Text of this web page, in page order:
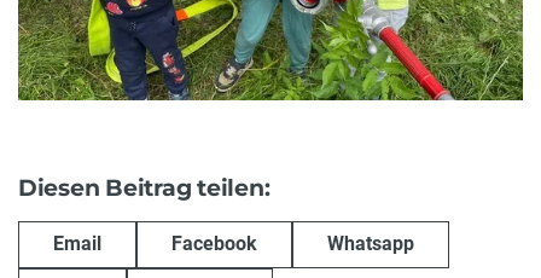
Diesen Beitrag teilen:
Email Facebook Whatsapp